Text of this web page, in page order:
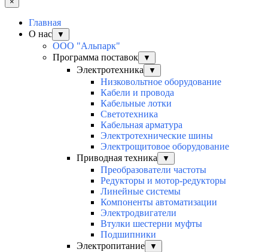
Главная
О нас
▼
ООО "Альпарк"
Программа поставок
▼
Электротехника ▼
Низковольтное оборудование
Кабели и провода
Кабельные лотки
Светотехника
Кабельная арматура
Электротехнические шины
Электрощитовое оборудование
Приводная техника
▼
Преобразователи частоты
Редукторы и мотор-редукторы
Линейные системы
Компоненты автоматизации
Электродвигатели
Втулки шестерни муфты
Подшипники
Электропитание
▼